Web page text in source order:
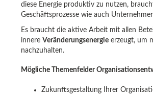
diese Energie produktiv zu nutzen,
Geschäftsprozesse wie auch
Es braucht die aktive Arbeit mit allen
innere Veränderungsenergie erzeugt, um
nachzuhalten.
Mögliche Themenfelder
Zukunftsgestaltung Ihrer